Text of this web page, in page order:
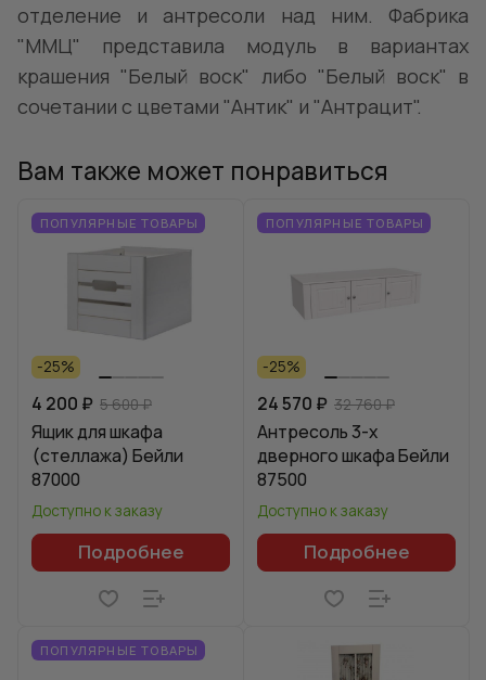
отделение и антресоли над ним. Фабрика
"ММЦ" представила модуль в вариантах
крашения "Белый воск" либо "Белый воск" в
сочетании с цветами "Антик" и "Антрацит".
Вам также может понравиться
ПОПУЛЯРНЫЕ ТОВАРЫ
-25%
4 200 ₽ 5 600 ₽
Ящик для шкафа
(стеллажа) Бейли
87000
Доступно к заказу
Подробнее
ПОПУЛЯРНЫЕ ТОВАРЫ
-25%
24 570 ₽ 32 760 ₽
Антресоль 3-х
дверного шкафа Бейли
87500
Доступно к заказу
Подробнее
ПОПУЛЯРНЫЕ ТОВАРЫ